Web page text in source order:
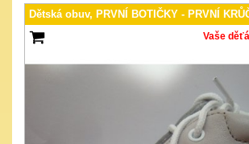
Dětská obuv, PRVNÍ BOTIČKY - PRVNÍ
Vaše